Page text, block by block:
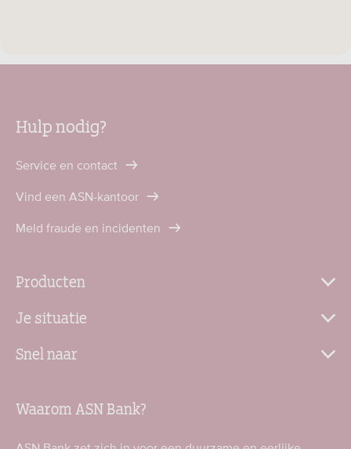
Hulp nodig?
Service en contact
Vind een ASN-kantoor
Meld fraude en incidenten
Producten
Je situatie
Snel naar
Waarom ASN Bank?